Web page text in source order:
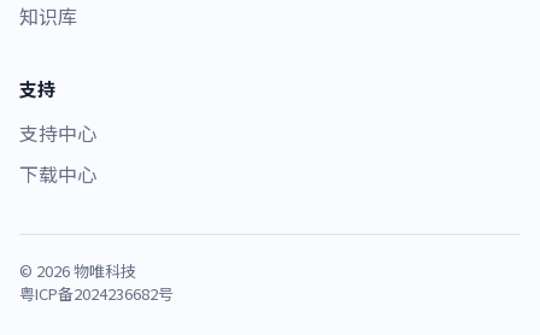
知识库
支持
支持中心
下载中心
© 2026 物唯科技
粤ICP备2024236682号